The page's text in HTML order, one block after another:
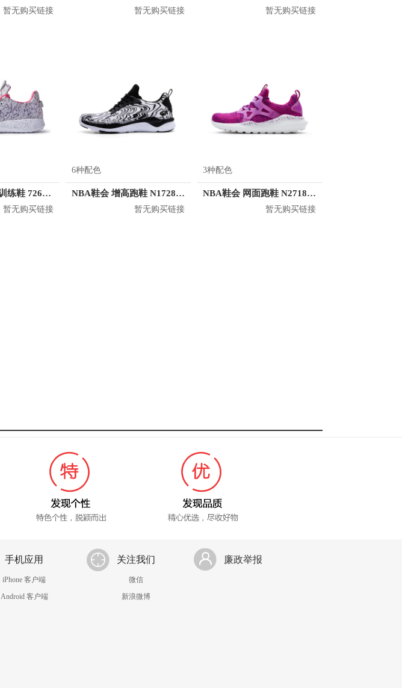
暂无购买链接 暂无购买链接 暂无购买链接
NBA鞋会 轻便训练鞋 72621707
暂无购买链接
6种配色
NBA鞋会 增高跑鞋 N1728818
暂无购买链接
3种配色
NBA鞋会 网面跑鞋 N2718803
暂无购买链接
手机应用
iPhone 客户端
Android 客户端
关注我们
微信
新浪微博
廉政举报